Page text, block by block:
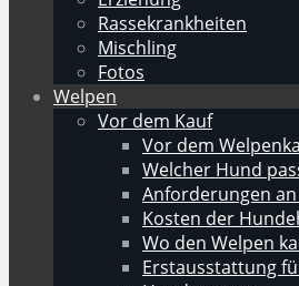
Rassekrankheiten
Mischling
Fotos
Welpen
Vor dem Kauf
Vor dem
Welcher Hund
Anforderungen
Kosten der
Wo den Welpen
Erstausstattung